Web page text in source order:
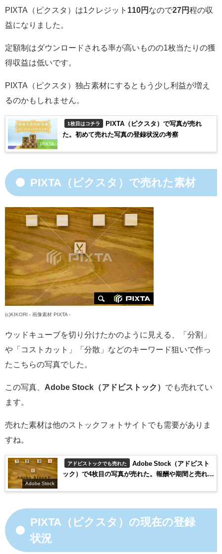
PIXTA（ピクスタ）は1クレジット 110円 なので27円程の収
益になりました。
定額制はダウンロードされる率が高いものの1枚当たりの獲
得収益は低いです。
PIXTA（ピクスタ）独占素材にするともう少し利益が増え
るのかもしれません。
PIXTA
1枚目はコチラ
PIXTA（ピクスタ）で写真が売れ
た。初めて売れた写真の登録状況の考察
PIXTA（ピクスタ）で売れた素材
(c)KIKORI - 画像素材 PIXTA -
ウッドキューブを切り分けたかのように見える、「分割」
や「コストカット」「分散」などのキーワード狙いで作っ
たこちらの写真でした。
この写真、 Adobe Stock（アドビストック） でも売れてい
ます。
売れた素材は他のストックフォトサイトでも需要がありま
すね。
Adobe Stock
アドビストックでも売れた
Adobe Stock（アドビスト
ック）で4枚目の写真が売れた。報酬や期間と売れた
PIXTA（ピクスタ）の現在の登録
状況